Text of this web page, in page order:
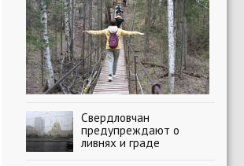
Свердловчан
предупреждают о
ливнях и граде